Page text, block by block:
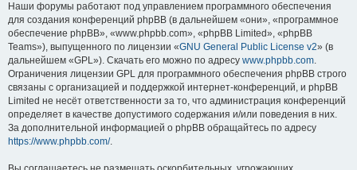
Наши форумы работают под управлением программного обеспечения
для создания конференций phpBB (в дальнейшем «они», «программное
обеспечение phpBB», «www.phpbb.com», «phpBB Limited», «phpBB
Teams»), выпущенного по лицензии «GNU General Public License v2» (в
дальнейшем «GPL»). Скачать его можно по адресу www.phpbb.com.
Ограничения лицензии GPL для программного обеспечения phpBB строго
связаны с организацией и поддержкой интернет-конференций, и phpBB
Limited не несёт ответственности за то, что администрация конференций
определяет в качестве допустимого содержания и/или поведения в них.
За дополнительной информацией о phpBB обращайтесь по адресу
https://www.phpbb.com/.